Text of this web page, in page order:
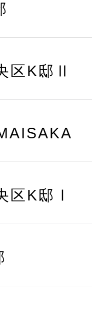
区K邸Ⅱ
区K邸Ⅰ